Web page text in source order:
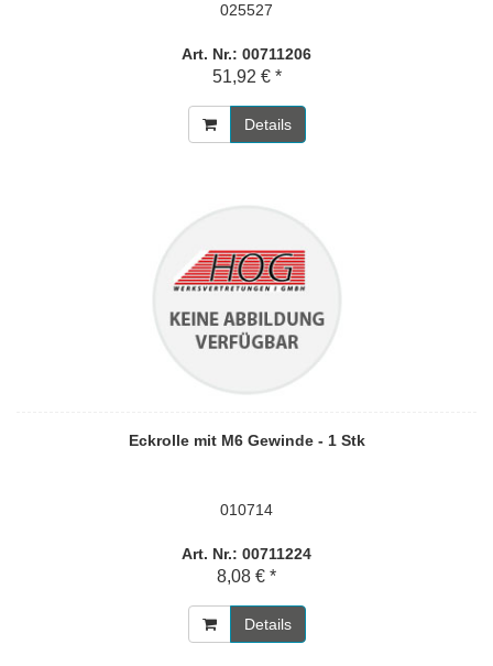
025527
Art. Nr.: 00711206
51,92 € *
Details
Eckrolle mit M6 Gewinde - 1 Stk
010714
Art. Nr.: 00711224
8,08 € *
Details